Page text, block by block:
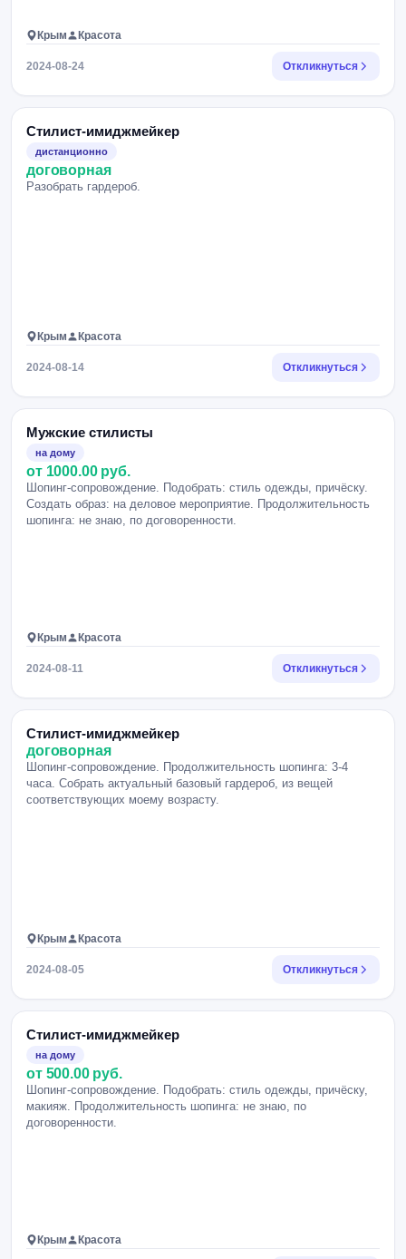
Крым Красота
2024-08-24 Откликнуться
Стилист-имиджмейкер
дистанционно
договорная
Разобрать гардероб.
Крым Красота
2024-08-14 Откликнуться
Мужские стилисты
на дому
от 1000.00 руб.
Шопинг-сопровождение. Подобрать: стиль одежды, причёску.
Создать образ: на деловое мероприятие. Продолжительность
шопинга: не знаю, по договоренности.
Крым Красота
2024-08-11 Откликнуться
Стилист-имиджмейкер
договорная
Шопинг-сопровождение. Продолжительность шопинга: 3-4
часа. Собрать актуальный базовый гардероб, из вещей
соответствующих моему возрасту.
Крым Красота
2024-08-05 Откликнуться
Стилист-имиджмейкер
на дому
от 500.00 руб.
Шопинг-сопровождение. Подобрать: стиль одежды, причёску,
макияж. Продолжительность шопинга: не знаю, по
договоренности.
Крым Красота